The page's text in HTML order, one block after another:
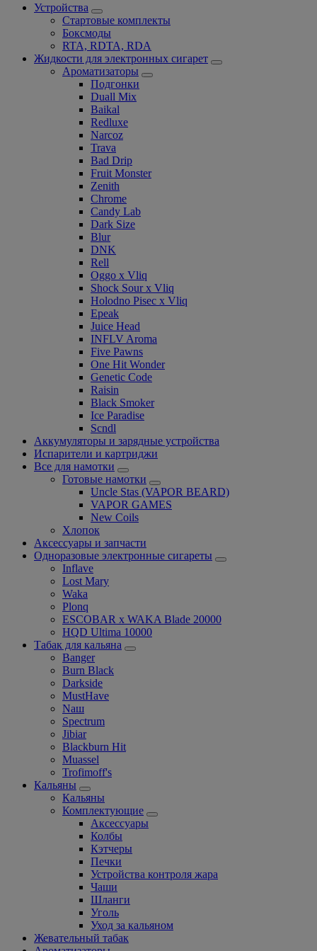
Устройства
Стартовые комплекты
Боксмоды
RTA, RDTA, RDA
Жидкости для электронных сигарет
Ароматизаторы
Подгонки
Duall Mix
Baikal
Redluxe
Narcoz
Trava
Bad Drip
Fruit Monster
Zenith
Chrome
Candy Lab
Dark Size
Blur
DNK
Rell
Oggo x Vliq
Shock Sour x Vliq
Holodno Pisec x Vliq
Epeak
Juice Head
INFLV Aroma
Five Pawns
One Hit Wonder
Genetic Code
Raisin
Black Smoker
Ice Paradise
Scndl
Аккумуляторы и зарядные устройства
Испарители и картриджи
Все для намотки
Готовые намотки
Uncle Stas (VAPOR BEARD)
VAPOR GAMES
New Coils
Хлопок
Аксессуары и запчасти
Одноразовые электронные сигареты
Inflave
Lost Mary
Waka
Plonq
ESCOBAR x WAKA Blade 20000
HQD Ultima 10000
Табак для кальяна
Banger
Burn Black
Darkside
MustHave
Nаш
Spectrum
Jibiar
Blackburn Hit
Muassel
Trofimoff's
Кальяны
Кальяны
Комплектующие
Аксессуары
Колбы
Кэтчеры
Печки
Устройства контроля жара
Чаши
Шланги
Уголь
Уход за кальяном
Жевательный табак